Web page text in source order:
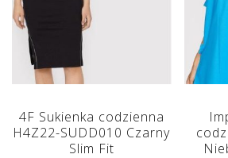
4F Sukienka codzienna
H4Z22-SUDD010 Czarny
Slim Fit